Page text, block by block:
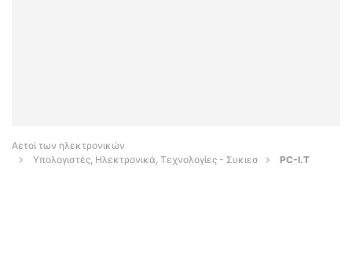
Αετοί των ηλεκτρονικών
Υπολογιστές, Ηλεκτρονικά, Τεχνολογίες - Συκιεσ
PC-I.T